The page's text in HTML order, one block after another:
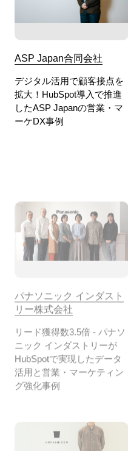
ASP Japan合同会社
デジタル活用で顧客接点を
拡大！HubSpot導入で推進
したASP Japanの営業・マ
ーケDX事例
リード獲得数3.5倍 - パナソ
ニック インダストリーが
HubSpotで実現したデータ
活用と営業・マーケティン
グ強化事例